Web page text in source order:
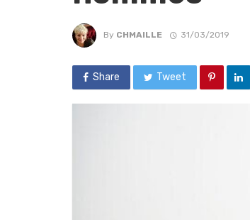
By CHMAILLE 31/03/2019
Share Tweet